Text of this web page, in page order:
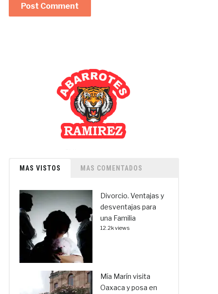
MAS VISTOS MAS COMENTADOS
Divorcio. Ventajas y
desventajas para
una Familia
12.2k views
Mía Marín visita
Oaxaca y posa en